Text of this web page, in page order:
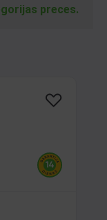
preces.